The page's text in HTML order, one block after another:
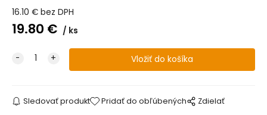
16.10 € bez DPH
19.80 € ks
Sledovať produkt Pridať do obľúbených Zdielať